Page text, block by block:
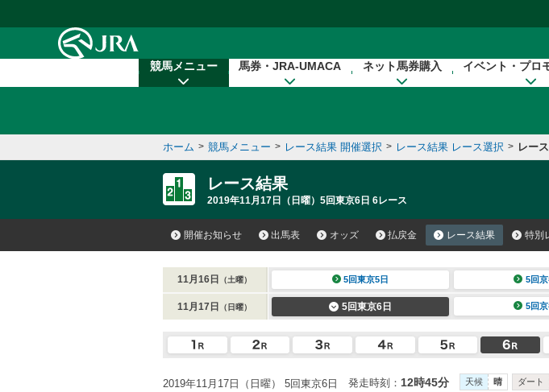
競馬メニュー 馬券・JRA-UMACA ネット馬券購入 イベント・プロ
ホーム > 競馬メニュー > レース結果 開催選択 > レース結果 レース選択 > レー
レース結果
2019年11月17日（日曜）5回東京6日 6レース
開催お知らせ 出馬表 オッズ 払戻金 レース結果 特別
11月16日 （土曜） 5回東京5日 5回
11月17日 （日曜） 5回東京6日 5回
2019年11月17日（日曜） 5回東京6日 発走時刻： 12時45分 天候 晴 ダート